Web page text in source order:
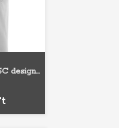
design...